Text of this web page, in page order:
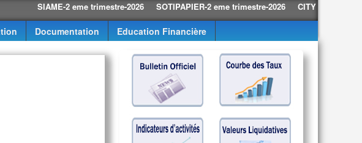
SIAME-2 eme trimestre-2026 SOTIPAPIER-2 eme trimestre-2026 CITY CARS-2 eme
Documentation
Education Financière